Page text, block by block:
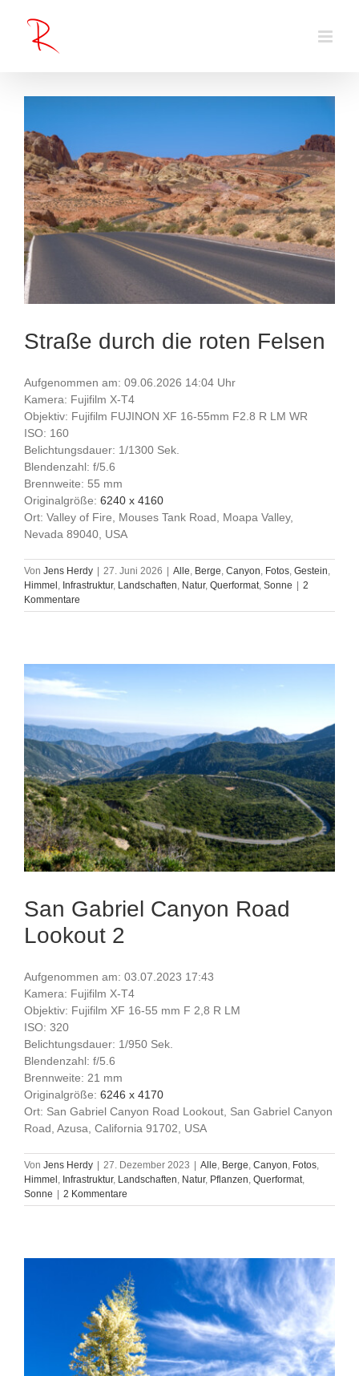
springen
Straße durch die roten Felsen
Aufgenommen am: 09.06.2026 14:04 Uhr
Kamera: Fujifilm X-T4
Objektiv: Fujifilm FUJINON XF 16-55mm F2.8 R LM WR
ISO: 160
Belichtungsdauer: 1/1300 Sek.
Blendenzahl: f/5.6
Brennweite: 55 mm
Originalgröße: 6240 x 4160
Ort: Valley of Fire, Mouses Tank Road, Moapa Valley,
Nevada 89040, USA
Von Jens Herdy 27. Juni 2026 Alle, Berge, Canyon, Fotos, Gestein,
Himmel , Infrastruktur, Landschaften, Natur, Querformat, Sonne
2
Kommentare
San Gabriel Canyon Road
Lookout 2
Aufgenommen am: 03.07.2023 17:43
Kamera: Fujifilm X-T4
Objektiv: Fujifilm XF 16-55 mm F 2,8 R LM
ISO: 320
Belichtungsdauer: 1/950 Sek.
Blendenzahl: f/5.6
Brennweite: 21 mm
Originalgröße: 6246 x 4170
Ort: San Gabriel Canyon Road Lookout, San Gabriel Canyon
Road, Azusa, California 91702, USA
Von Jens Herdy 27. Dezember 2023 Alle, Berge, Canyon, Fotos,
Himmel , Infrastruktur, Landschaften, Natur, Pflanzen, Querformat,
Sonne
2 Kommentare